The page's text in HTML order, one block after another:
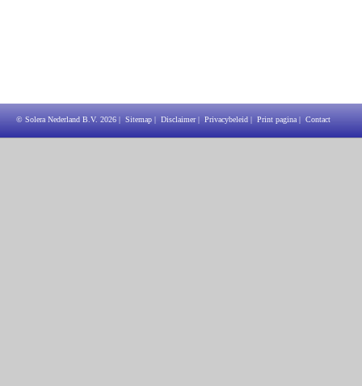
© Solera Nederland B.V. 2026 | Sitemap | Disclaimer| Privacybeleid | Print pagina | Contact